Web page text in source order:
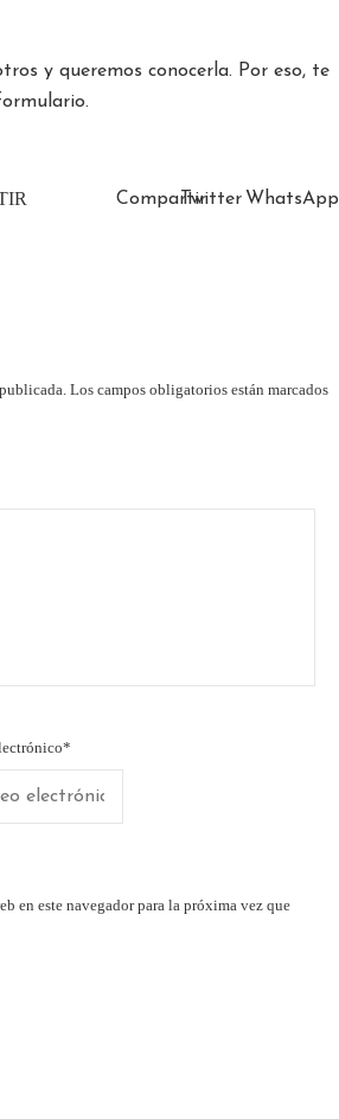
y queremos conocerla. Por eso, te
CompartirTwitter WhatsApp
Los campos obligatorios están marcados
*
en este navegador para la próxima vez que